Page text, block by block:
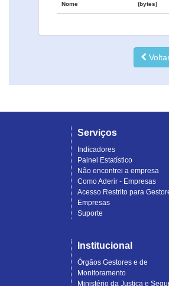
Nome
(bytes)
Serviços
Indicadores
Painel Estatístico
Não encontrei a empresa
Como Aderir - Empresas
Acesso Restrito para
Empresas
Suporte
Institucional
Órgãos Gestores e de
Monitoramento
Ministério da Justiça e